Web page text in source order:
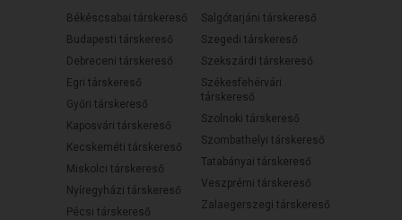
Békéscsabai társkereső
Budapesti társkereső
Debreceni társkereső
Egri társkereső
Győri társkereső
Kaposvári társkereső
Kecskeméti társkereső
Miskolci társkereső
Nyíregyházi társkereső
Pécsi társkereső
Salgótarjáni társkereső
Szegedi társkereső
Szekszárdi társkereső
Székesfehérvári
társkereső
Szolnoki társkereső
Szombathelyi társkereső
Tatabányai társkereső
Veszprémi társkereső
Zalaegerszegi társkereső